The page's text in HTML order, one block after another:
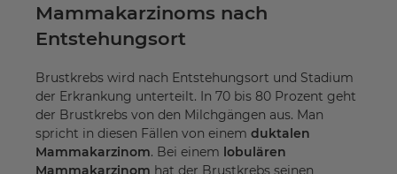
Mammakarzinoms nach
Entstehungsort
Brustkrebs wird nach Entstehungsort und Stadium
der Erkrankung unterteilt. In 70 bis 80 Prozent geht
der Brustkrebs von den Milchgängen aus. Man
spricht in diesen Fällen von einem duktalen
Mammakarzinom. Bei einem lobulären
Mammakarzinom hat der Brustkrebs seinen